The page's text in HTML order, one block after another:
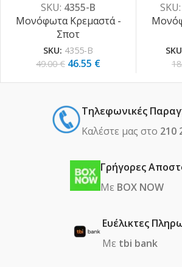
SKU: 4355-Β
Μονόφωτα Κρεμαστά -
Σποτ
SKU: 4355-Β
49.00€ 46.55 €
SKU:
Τηλεφωνικές
Καλέστε μας στο 210
Γρήγορες
Με BOX NOW
Ευέλικτες
Με tbi bank